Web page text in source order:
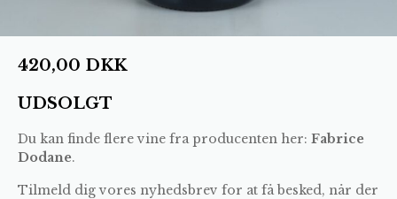
420,00 DKK
UDSOLGT
Du kan finde flere vine fra producenten her: Fabrice
Dodane.
Tilmeld dig vores nyhedsbrev for at få besked, når der